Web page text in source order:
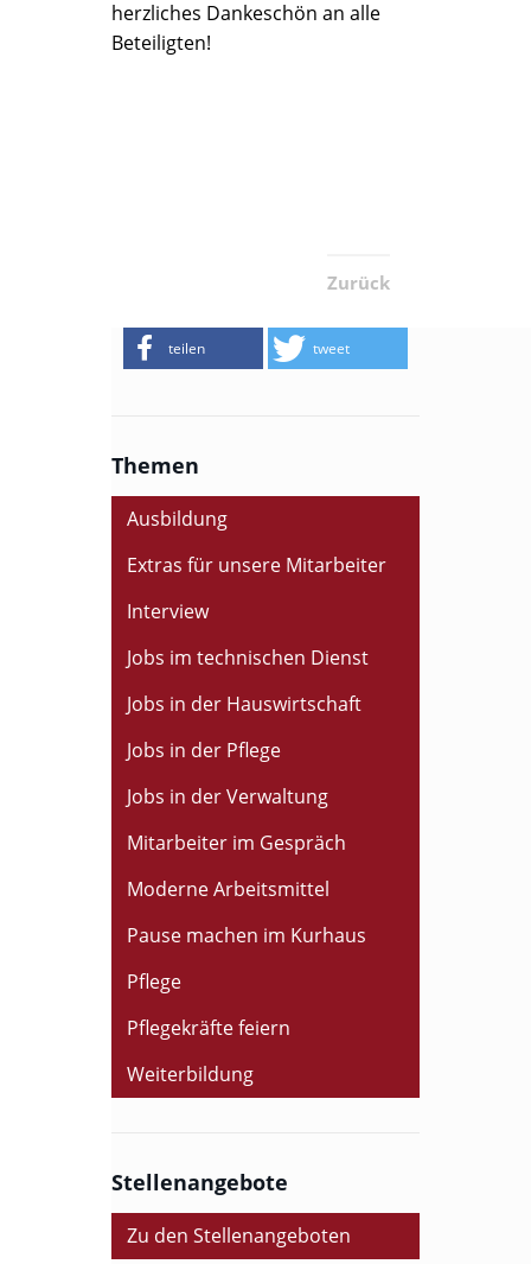
herzliches Dankeschön an alle
Beteiligten!
Zurück
teilen tweet
Themen
Ausbildung
Extras für unsere Mitarbeiter
Interview
Jobs im technischen Dienst
Jobs in der Hauswirtschaft
Jobs in der Pflege
Jobs in der Verwaltung
Mitarbeiter im Gespräch
Moderne Arbeitsmittel
Pause machen im Kurhaus
Pflege
Pflegekräfte feiern
Weiterbildung
Stellenangebote
Zu den Stellenangeboten